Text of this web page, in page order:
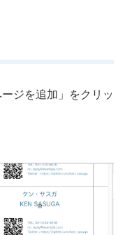
ジを追加」をクリッ